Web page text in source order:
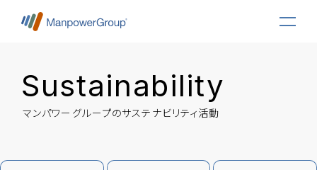
マンパワーグループとは
Sustainability
マンパワーグループのサステナビリティ活動